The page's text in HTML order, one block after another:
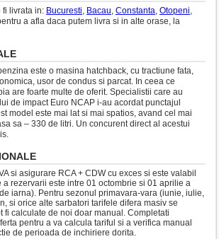
fi livrata in: Bucuresti, Bacau, Constanta, Otopeni,
a afla daca putem livra si in alte orase, la
este o masina hatchback, cu tractiune fata,
usor de condus si parcat. In ceea ce
are foarte multe de oferit. Specialistii care au
de impact Euro NCAP i-au acordat punctajul
model este mai lat si mai spatios, avand cel mai
sa – 330 de litri. Un concurent direct al acestui
si asigurare RCA + CDW cu exces si este valabil
rezervarii este intre 01 octombrie si 01 aprilie a
iarna). Pentru sezonul primavara-vara (iunie, iulie,
si orice alte sarbatori tarifele difera masiv se
fi calculate de noi doar manual. Completati
pentru a va calcula tariful si a verifica manual
de perioada de inchiriere dorita.